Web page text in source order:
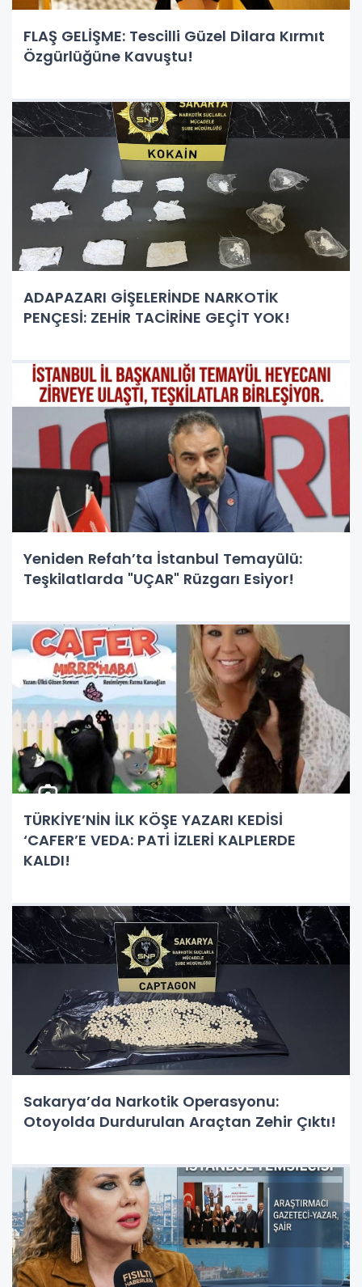
FLAŞ GELİŞME: Tescilli Güzel Dilara Kırmıt
Özgürlüğüne Kavuştu!
ADAPAZARI GİŞELERİNDE NARKOTİK
PENÇESİ: ZEHİR TACİRİNE GEÇİT YOK!
Yeniden Refah’ta İstanbul Temayülü:
Teşkilatlarda "UÇAR" Rüzgarı Esiyor!
TÜRKİYE’NİN İLK KÖŞE YAZARI KEDİSİ
‘CAFER’E VEDA: PATİ İZLERİ KALPLERDE
KALDI!
Sakarya’da Narkotik Operasyonu:
Otoyolda Durdurulan Araçtan Zehir Çıktı!